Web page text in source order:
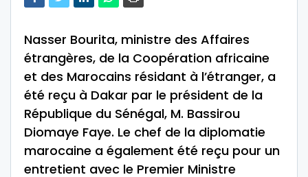
Nasser Bourita, ministre des Affaires
étrangères, de la Coopération africaine
et des Marocains résidant à l’étranger, a
été reçu à Dakar par le président de la
République du Sénégal, M. Bassirou
Diomaye Faye. Le chef de la diplomatie
marocaine a également été reçu pour un
entretient avec le Premier Ministre